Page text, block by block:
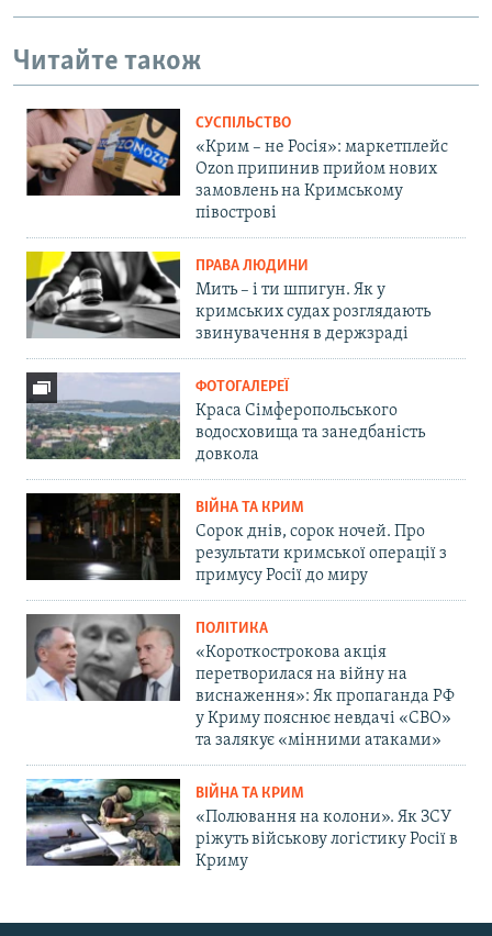
Читайте також
СУСПІЛЬСТВО
«Крим – не Росія»: маркетплейс
Ozon припинив прийом нових
замовлень на Кримському
півострові
ПРАВА ЛЮДИНИ
Мить – і ти шпигун. Як у
кримських судах розглядають
звинувачення в держзраді
ФОТОГАЛЕРЕЇ
Краса Сімферопольського
водосховища та занедбаність
довкола
ВІЙНА ТА КРИМ
Сорок днів, сорок ночей. Про
результати кримської операції з
примусу Росії до миру
ПОЛІТИКА
«Короткострокова акція
перетворилася на війну на
виснаження»: Як пропаганда РФ
у Криму пояснює невдачі «СВО»
та залякує «мінними атаками»
ВІЙНА ТА КРИМ
«Полювання на колони». Як ЗСУ
ріжуть військову логістику Росії в
Криму